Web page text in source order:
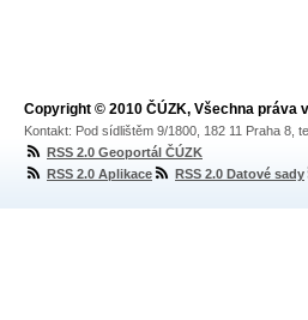
Copyright © 2010 ČÚZK, Všechna práva
Kontakt: Pod sídlištěm 9/1800, 182 11 Praha 8,
RSS 2.0 Geoportál ČÚZK
RSS 2.0 Aplikace
RSS 2.0 Datové sady